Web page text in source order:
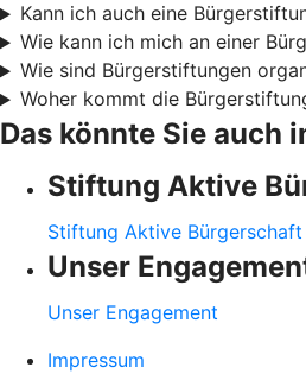
Kann ich auch eine
Wie kann ich mich an einer
Wie sind Bürgerstiftungen
Woher kommt die
Das könnte Sie auch
Stiftung Aktive
Stiftung Aktive Bürgerschaft
Unser
Unser Engagement
Impressum